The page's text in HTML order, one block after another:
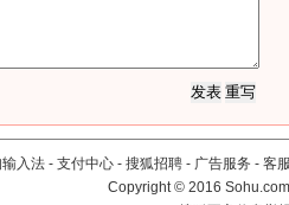
入法 - 支付中心 - 搜狐招聘 - 广告服务 - 客
Copyright©2016